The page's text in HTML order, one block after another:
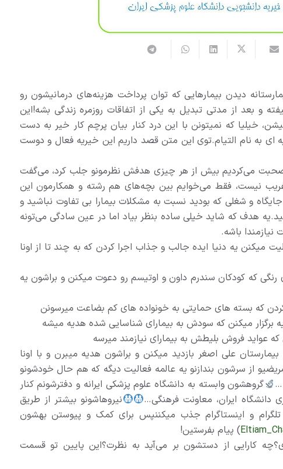
دیدن بیمارهایی که توان پرداخت هزینه‌های درمانیشون رو
و بعد از مدتی تبدیل به یکی از اتفاقات روزمره زندگی بشه!این
خیلیا که نمیتونن با این درد کنار بیان پرچم کار خیر به دست
ای به نام التیام.توی این متن قصد داریم این خیریه فعال و دوست
صحبت می‌کردیم بیش از هر چیزی هدفش نظرمونو جلب کرد، می‌گفت
نیست، فقط می‌خوایم بین بچه‌های هم رشته و همکارمون این
و شغلی که بودید نسبت به مشکلات بیمارا بی تفاوت نباشید و
هدف که شاید خیلی ساده بنظر بیاد اما در عین سادگی می‌تونه
باشه.
فعالیت میکنن یه دنیا ایده جالب و جذاب اجرا کردن که به چند تا از اونا
رنگی که کودکان سندرم داون و اوتیسم رو دعوت میکنن و براشون یه
کردن که بسته های حمایتی به خونواده های کم بضاعت میرسونن
که عواید فروش بلیطش به بیمارای نیازمند میرسه
علی اصغر بازدید میکنن و براشون هدیه میبرن و با اونا
از سرشون بندازنو یه عالمه فعالیت دیگه که هم حال خودشونو
…
گروهشون وابسته به دانشگاه علوم پزشکی ایرانه و دفترشونم کنار
دانشگاه ایران، معاونت فرهنگی…
نیروهاشونو بیشتر از طریق
و اینستاگرام جذب میکننپس برای کمک و پیوستن بهشون
) پیام بفرستین!
کارایی از دستشون بر می‌آید به نظرت؟این پایین تو قسمت